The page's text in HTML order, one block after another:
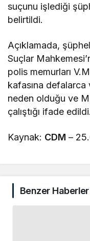
suçunu işlediği
belirtildi.
Açıklamada,
Suçlar
polis memurları
kafasına defalarca
neden olduğu ve
çalıştığı ifade edildi.
Kaynak: CDM –
Benzer Haberler